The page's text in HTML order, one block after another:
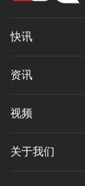
快讯
资讯
视频
关于我们